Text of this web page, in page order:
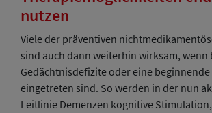
nutzen
Viele der präventiven
sind auch dann weiterhin wirksam, wenn
Gedächtnisdefizite oder eine beginnende
eingetreten sind. So werden in der nun
Leitlinie Demenzen kognitive